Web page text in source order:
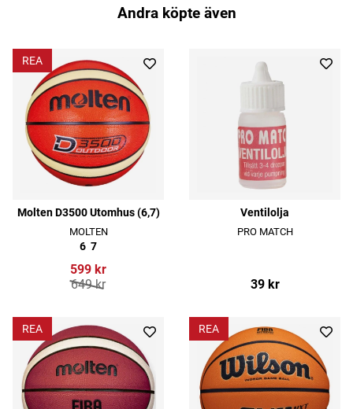
Andra köpte även
REA
Molten D3500 Utomhus (6,7)
MOLTEN
6 7
599 kr
649 kr
Ventilolja
PRO MATCH
39 kr
REA REA